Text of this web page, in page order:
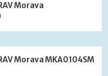
Morava
Morava MKA0104SM